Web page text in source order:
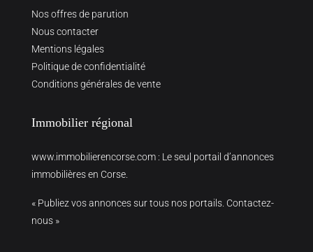
Nos offres de parution
Nous contacter
Mentions légales
Politique de confidentialité
Conditions générales de vente
Immobilier régional
www.immobilierencorse.com : Le seul portail d’annonces
immobilières en Corse.
« Publiez vos annonces sur tous nos portails. Contactez-
nous »